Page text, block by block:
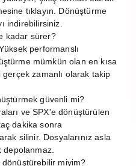
tıklayın. Dönüştürme
indirebilirsiniz.
kadar sürer?
performanslı
mümkün olan en kısa
zamanlı olarak takip
güvenli mi?
ve SPX'e dönüştürülen
dakika sonra
silinir. Dosyalarınız asla
depolanmaz.
miyim?